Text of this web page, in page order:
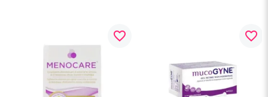
favorite_border favorite_border